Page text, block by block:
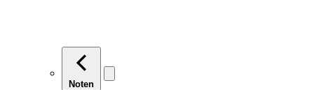
Noten